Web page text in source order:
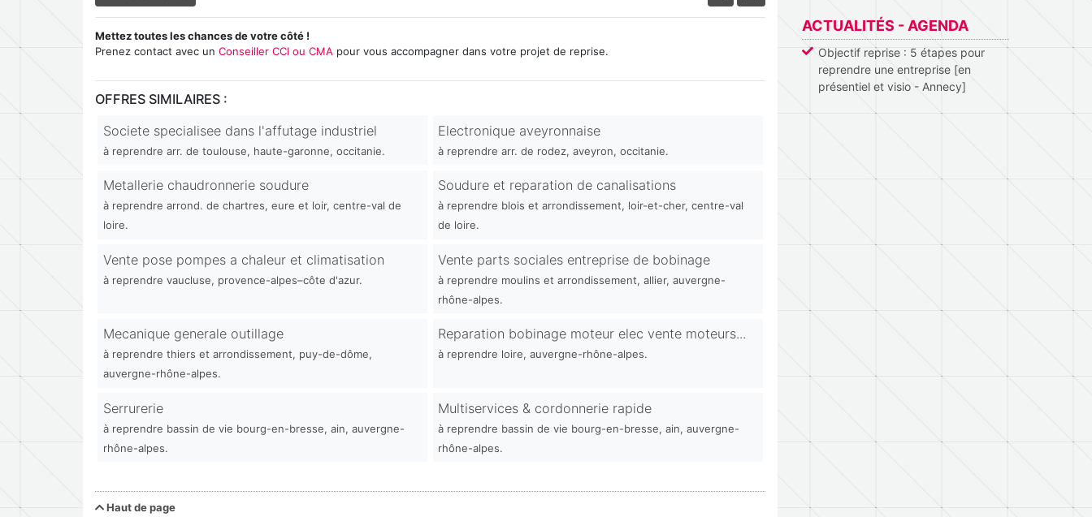
Mettez toutes les chances de votre côté !
Prenez contact avec un Conseiller CCI ou CMA pour vous accompagner dans votre projet de reprise.
OFFRES SIMILAIRES :
Societe specialisee dans l'affutage industriel
à reprendre arr. de toulouse, haute-garonne, occitanie.
Electronique aveyronnaise
à reprendre arr. de rodez, aveyron, occitanie.
Metallerie chaudronnerie soudure
à reprendre arrond. de chartres, eure et loir, centre-val de
loire.
Soudure et reparation de canalisations
à reprendre blois et arrondissement, loir-et-cher, centre-val
de loire.
Vente pose pompes a chaleur et climatisation
à reprendre vaucluse, provence-alpes–côte d'azur.
Vente parts sociales entreprise de bobinage
à reprendre moulins et arrondissement, allier, auvergne-
rhône-alpes.
Mecanique generale outillage
à reprendre thiers et arrondissement, puy-de-dôme,
auvergne-rhône-alpes.
Reparation bobinage moteur elec vente moteurs...
à reprendre loire, auvergne-rhône-alpes.
Serrurerie
à reprendre bassin de vie bourg-en-bresse, ain, auvergne-
rhône-alpes.
Multiservices & cordonnerie rapide
à reprendre bassin de vie bourg-en-bresse, ain, auvergne-
rhône-alpes.
Haut de page
ACTUALITÉS - AGENDA
Objectif reprise : 5 étapes pour
reprendre une entreprise [en
présentiel et visio - Annecy]